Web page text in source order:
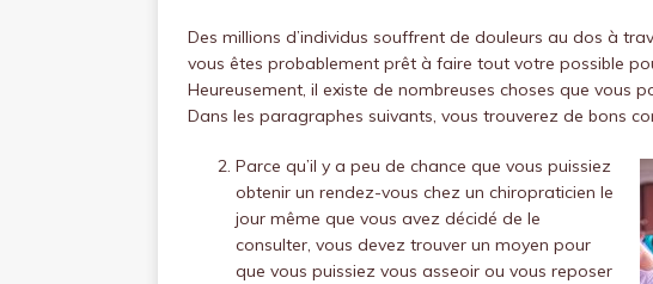
Des millions d’individus souffrent de douleurs au dos à
vous êtes probablement prêt à faire tout votre possible
Heureusement, il existe de nombreuses choses que vous
Dans les paragraphes suivants, vous trouverez de bons
Parce qu’il y a peu de chance que vous puissiez
obtenir un rendez-vous chez un chiropraticien le
jour même que vous avez décidé de le
consulter, vous devez trouver un moyen pour
que vous puissiez vous asseoir ou vous reposer